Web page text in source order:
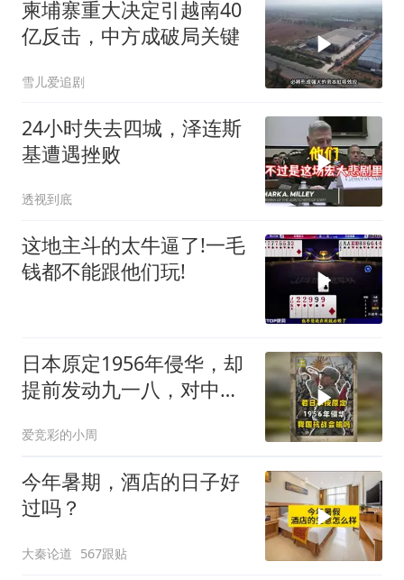
柬埔寨重大决定引越南40
亿反击，中方成破局关键
雪儿爱追剧
24小时失去四城，泽连斯
基遭遇挫败
透视到底
这地主斗的太牛逼了!一毛
钱都不能跟他们玩!
日本原定1956年侵华，却
提前发动九一八，对中国
爱竞彩的小周
今年暑期，酒店的日子好
过吗？
大秦论道 567跟贴